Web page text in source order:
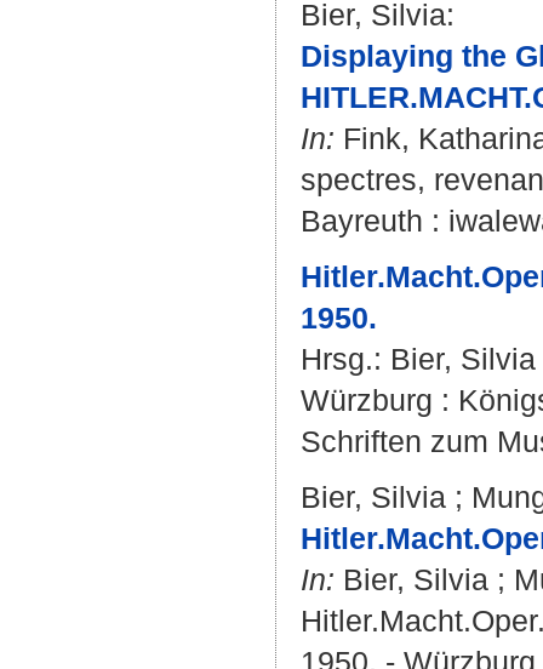
Bier, Silvia:
Displaying the
In: Fink,
spectres,
Bayreuth :
1950.
Hrsg.: Bier, Silvia
Würzburg :
Schriften zum
Bier, Silvia ;
In: Bier, Silvia ;
1950. -